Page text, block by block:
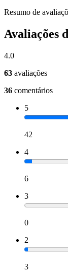
Resumo de
Avaliações
4.0
63 avaliações
36 comentários
5
42
4
6
3
0
2
3